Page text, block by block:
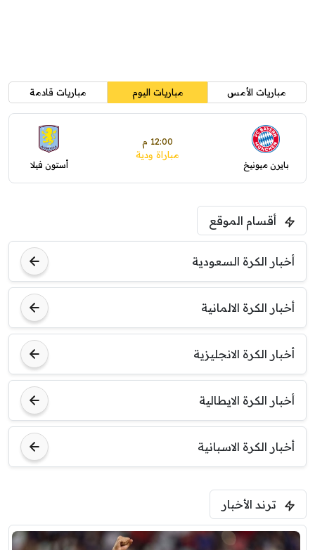
مباريات الأمس مباريات اليوم مباريات قادمة
بايرن ميونيخ
12:00 م
مباراة ودية
أستون فيلا
أقسام الموقع
أخبار الكرة السعودية
أخبار الكرة الالمانية
أخبار الكرة الانجليزية
أخبار الكرة الايطالية
أخبار الكرة الاسبانية
ترند الأخبار